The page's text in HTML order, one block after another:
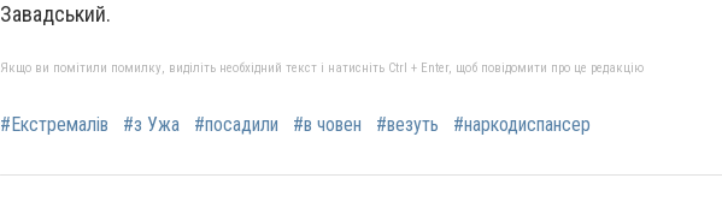
Завадський.
Якщо ви помітили помилку, виділіть необхідний текст і натисніть Ctrl + Enter, щоб повідомити про це редакцію
#Екстремалів #з Ужа #посадили #в човен #везуть #наркодиспансер